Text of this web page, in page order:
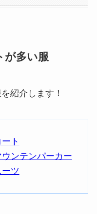
が多い服
紹介します！
ト
ンテンパーカー
ツ